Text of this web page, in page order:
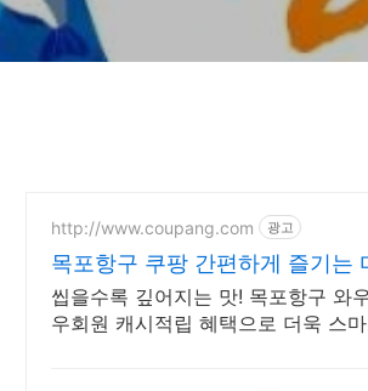
http://www.coupang.com 광고
목포항구 쿠팡 간편하게 즐기는
씹을수록 깊어지는 맛! 목포항구 와
우회원 캐시적립 혜택으로 더욱 스